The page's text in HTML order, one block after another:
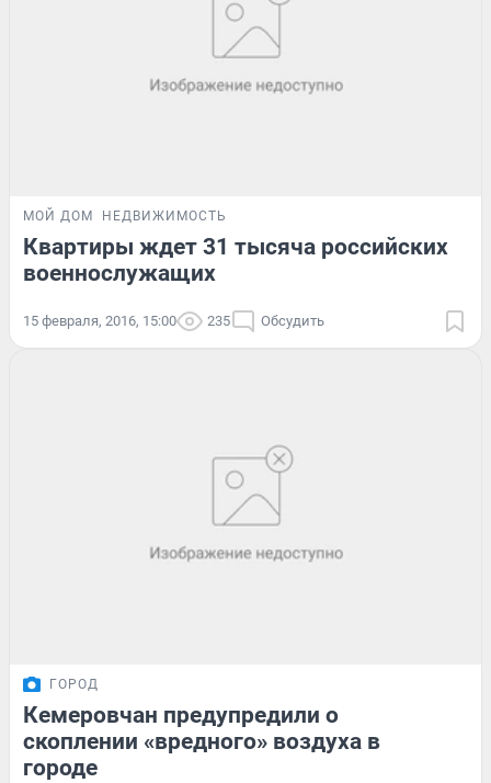
МОЙ ДОМ НЕДВИЖИМОСТЬ
Квартиры ждет 31 тысяча российских
военнослужащих
15 февраля, 2016, 15:00 235 Обсудить
ГОРОД
Кемеровчан предупредили о
скоплении «вредного» воздуха в
городе